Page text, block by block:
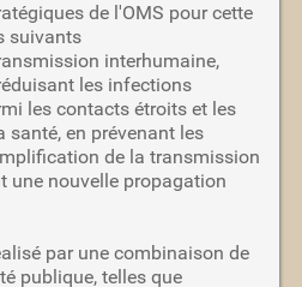
de l'OMS pour cette
suivants
interhumaine,
les infections
les contacts étroits et les
santé, en prévenant les
de la transmission
une nouvelle propagation
par une combinaison de
publique, telles que